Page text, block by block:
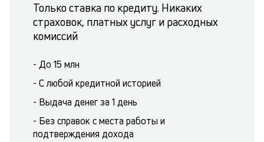
Только ставка по кредиту. Никаких
страховок, платных услуг и расходных
комиссий
- До 15 млн
- С любой кредитной историей
- Выдача денег за 1 день
- Без справок с места работы и
подтверждения дохода